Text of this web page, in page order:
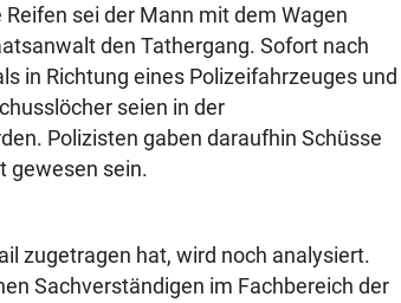
sei der Mann mit dem Wagen
den Tathergang. Sofort nach
in Richtung eines Polizeifahrzeuges und
seien in der
Polizisten gaben daraufhin Schüsse
gewesen sein.
zugetragen hat, wird noch analysiert.
Sachverständigen im Fachbereich der